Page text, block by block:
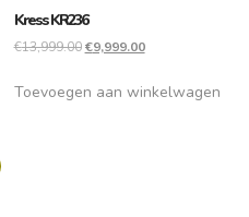
Kress KR236
€13,999.00 €9,999.00
Toevoegen aan winkelwagen